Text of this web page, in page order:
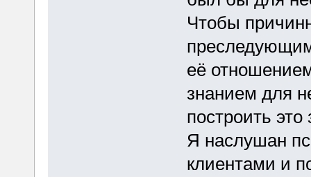
Чтобы
её
знанием для
построить это
Я наслушан
клиентами и